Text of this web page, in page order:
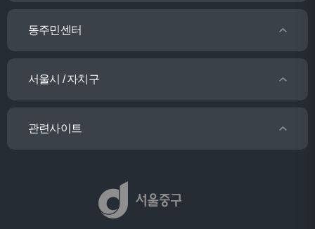
동주민센터
서울시 / 자치구
관련사이트